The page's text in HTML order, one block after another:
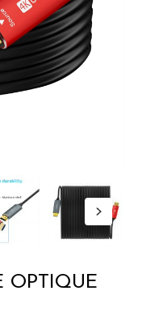
OPTIQUE